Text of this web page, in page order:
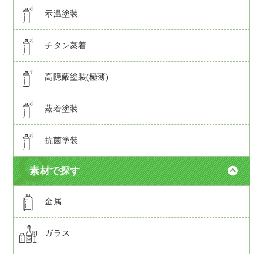
示温塗装
チタン蒸着
高隠蔽塗装(極薄)
蒸着塗装
抗菌塗装
素材で探す
金属
ガラス